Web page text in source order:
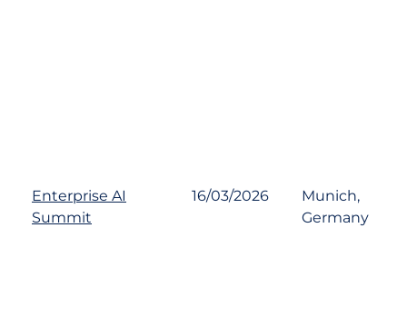
Enterprise AI
Summit
16/03/2026
Munich,
Germany